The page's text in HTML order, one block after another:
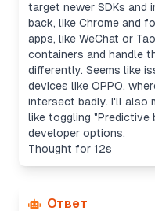
target newer SDKs and
back, like Chrome and
apps, like WeChat or
containers and handle
differently. Seems like
devices like OPPO,
intersect badly. I'll also
like toggling "Predictive
developer options.
Thought for 12s
Ответ